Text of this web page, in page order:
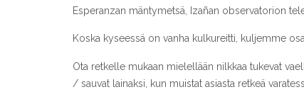
Esperanzan mäntymetsä, Izañan observatorion
Koska kyseessä on vanha kulkureitti, kuljemme
Ota retkelle mukaan mielellään nilkkaa tukevat
/ sauvat lainaksi, kun muistat asiasta retkeä